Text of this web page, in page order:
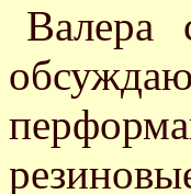
Валера